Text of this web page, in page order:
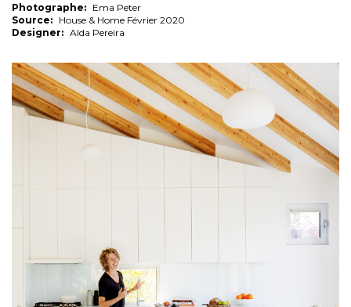
Photographe: Ema Peter
Source: House & Home Février 2020
Designer: Alda Pereira